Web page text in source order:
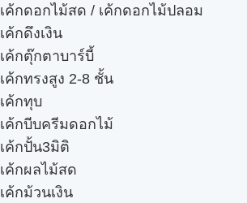
เค้กดอกไม้สด / เค้กดอกไม้ปลอม
เค้กดึงเงิน
เค้กตุ๊กตาบาร์บี้
เค้กทรงสูง 2-8 ชั้น
เค้กทุบ
เค้กบีบครีมดอกไม้
เค้กปั้น3มิติ
เค้กผลไม้สด
เค้กม้วนเงิน